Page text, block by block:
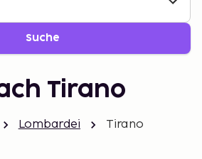
Suche
Tirano
Lombardei Tirano